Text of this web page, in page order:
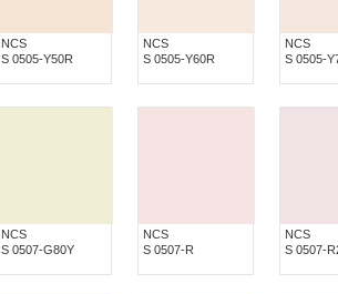
NCS
S 0505-Y50R
NCS
S 0505-Y60R
NCS
S 0505-
NCS
S 0507-G80Y
NCS
S 0507-R
NCS
S 0507-